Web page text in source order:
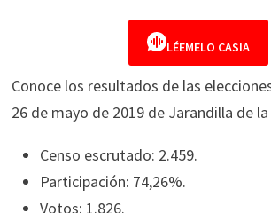
LÉEMELO CASIA
Conoce los resultados de las
26 de mayo de 2019 de Jarandilla de la
Censo escrutado: 2.459.
Participación: 74,26%.
Votos: 1.826.